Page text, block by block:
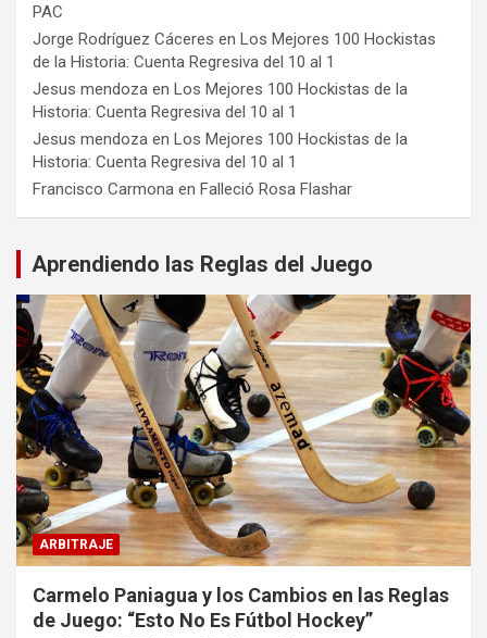
PAC
Jorge Rodríguez Cáceres en Los Mejores 100 Hockistas
de la Historia: Cuenta Regresiva del 10 al 1
Jesus mendoza en Los Mejores 100 Hockistas de la
Historia: Cuenta Regresiva del 10 al 1
Jesus mendoza en Los Mejores 100 Hockistas de la
Historia: Cuenta Regresiva del 10 al 1
Francisco Carmona en Falleció Rosa Flashar
Aprendiendo las Reglas del Juego
ARBITRAJE
Carmelo Paniagua y los Cambios en las Reglas
de Juego: “Esto No Es Fútbol Hockey”